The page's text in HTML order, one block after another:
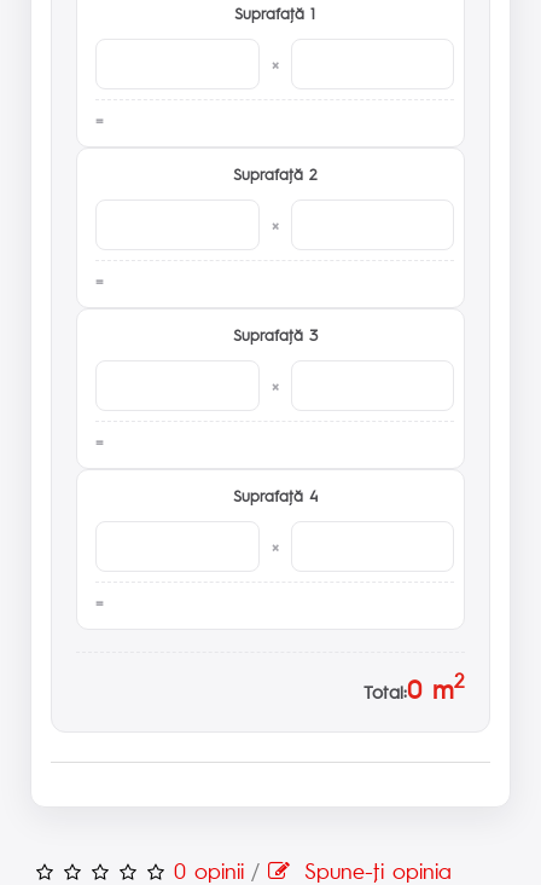
Suprafaţă 1
×
Suprafaţă 2
×
Suprafaţă 3
×
Suprafaţă 4
×
Total:0m2
0 opinii / Spune-ţi opinia